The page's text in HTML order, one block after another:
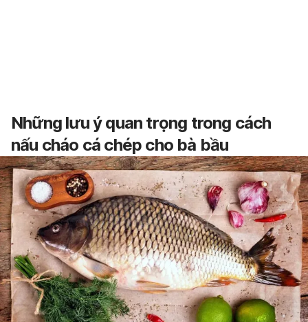
Những lưu ý quan trọng trong cách
nấu cháo cá chép cho bà bầu